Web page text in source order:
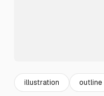
illustration outline